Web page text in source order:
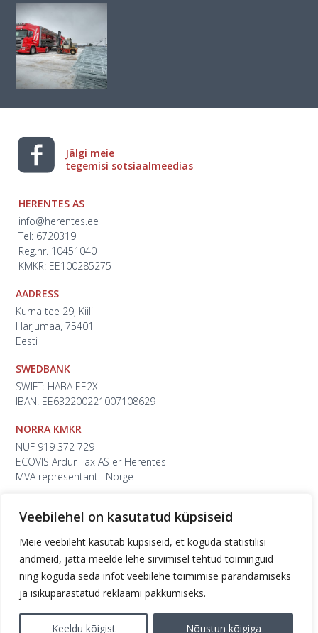
Veebilehel on kasutatud küpsiseid
Meie veebileht kasutab küpsiseid, et koguda statistilisi
andmeid, jätta meelde lehe sirvimisel tehtud toiminguid
ning koguda seda infot veebilehe toimimise parandamiseks
ja isikupärastatud reklaami pakkumiseks.
Keeldu kõigist Nõustun kõigiga
Jälgi meie
tegemisi sotsiaalmeedias
HERENTES AS
info@herentes.ee
Tel: 6720319
Reg.nr. 10451040
KMKR: EE100285275
AADRESS
Kurna tee 29, Kiili
Harjumaa, 75401
Eesti
SWEDBANK
SWIFT: HABA EE2X
IBAN: EE632200221007108629
NORRA KMKR
NUF 919 372 729
ECOVIS Ardur Tax AS er Herentes
MVA representant i Norge